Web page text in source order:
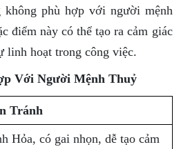
không phù hợp với người mệnh
điểm này có thể tạo ra cảm giác
linh hoạt trong công việc.
Với Người Mệnh Thuỷ
Tránh
Hỏa, có gai nhọn, dễ tạo cảm